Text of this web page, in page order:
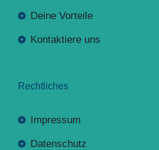
Deine Vorteile
Kontaktiere uns
Rechtliches
Impressum
Datenschutz